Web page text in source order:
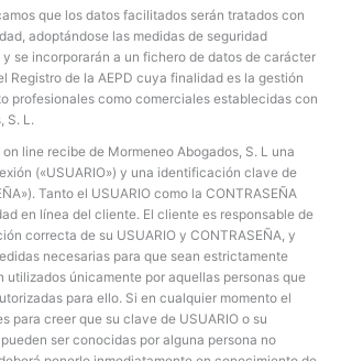
que los datos facilitados serán tratados con
adoptándose las medidas de seguridad
y se incorporarán a un fichero de datos de carácter
Registro de la AEPD cuya finalidad es la gestión
profesionales como comerciales establecidas con
S. L.
line recibe de Mormeneo Abogados, S. L una
(«USUARIO») y una identificación clave de
Tanto el USUARIO como la CONTRASEÑA
en línea del cliente. El cliente es responsable de
correcta de su USUARIO y CONTRASEÑA, y
necesarias para que sean estrictamente
utilizados únicamente por aquellas personas que
para ello. Si en cualquier momento el
para creer que su clave de USUARIO o su
ser conocidas por alguna persona no